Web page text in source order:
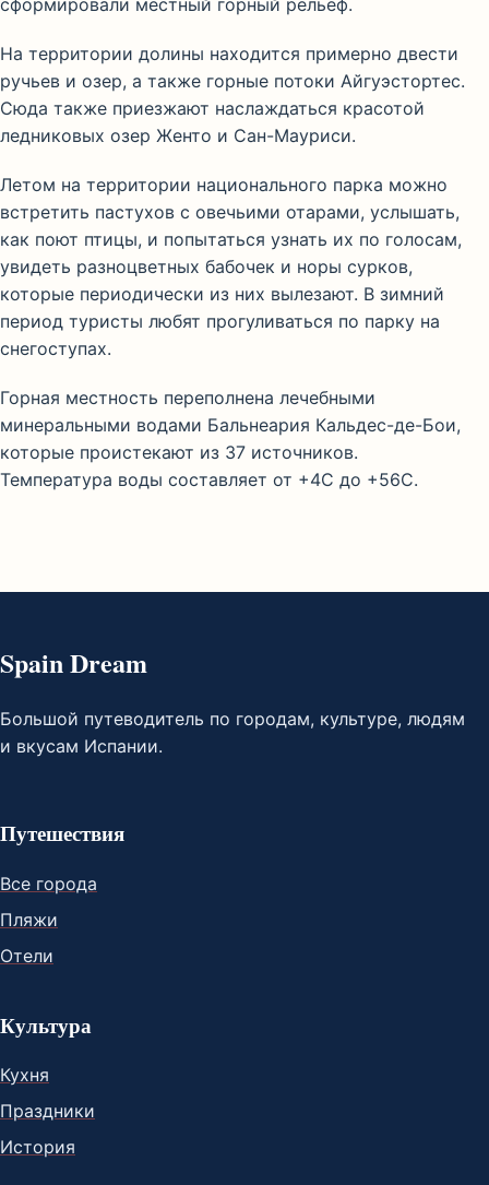
сформировали местный горный рельеф.
На территории долины находится примерно двести
ручьев и озер, а также горные потоки Айгуэстортес.
Сюда также приезжают наслаждаться красотой
ледниковых озер Женто и Сан-Мауриси.
Летом на территории национального парка можно
встретить пастухов с овечьими отарами, услышать,
как поют птицы, и попытаться узнать их по голосам,
увидеть разноцветных бабочек и норы сурков,
которые периодически из них вылезают. В зимний
период туристы любят прогуливаться по парку на
снегоступах.
Горная местность переполнена лечебными
минеральными водами Бальнеария Кальдес-де-Бои,
которые проистекают из 37 источников.
Температура воды составляет от +4С до +56С.
Spain Dream
Большой путеводитель по городам, культуре, людям
и вкусам Испании.
Путешествия
Все города
Пляжи
Отели
Культура
Кухня
Праздники
История